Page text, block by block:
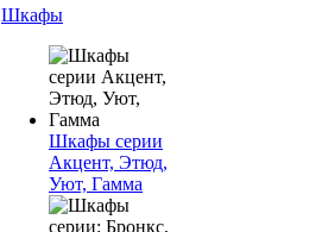
Шкафы
Шкафы серии
Акцент, Этюд,
Уют, Гамма